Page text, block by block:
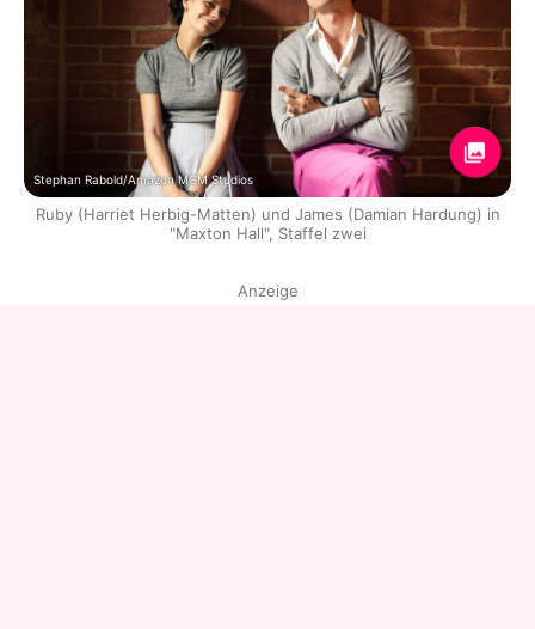
Stephan Rabold/Amazon MGM Studios
Ruby (Harriet Herbig-Matten) und James (Damian Hardung) in
"Maxton Hall", Staffel zwei
Anzeige